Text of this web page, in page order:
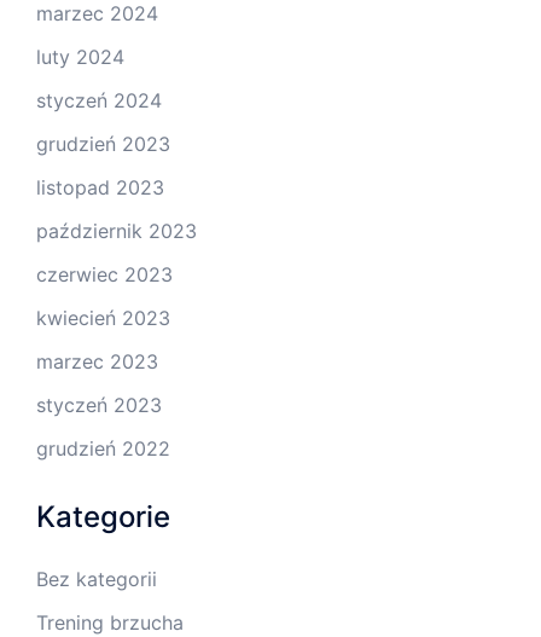
marzec 2024
luty 2024
styczeń 2024
grudzień 2023
listopad 2023
październik 2023
czerwiec 2023
kwiecień 2023
marzec 2023
styczeń 2023
grudzień 2022
Kategorie
Bez kategorii
Trening brzucha